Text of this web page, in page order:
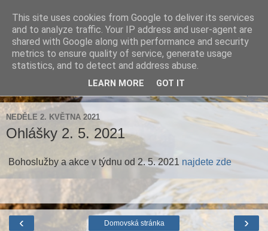
Farnost Brtnice
Aktuální informace pro farnosti Střížov a Brtnice
NEDĚLE 2. KVĚTNA 2021
Ohlášky 2. 5. 2021
Bohoslužby a akce v týdnu od 2. 5. 2021 najdete zde
‹ ›
Domovská stránka
This site uses cookies from Google to deliver its services
and to analyze traffic. Your IP address and user-agent are
shared with Google along with performance and security
metrics to ensure quality of service, generate usage
statistics, and to detect and address abuse.
LEARN MORE GOT IT